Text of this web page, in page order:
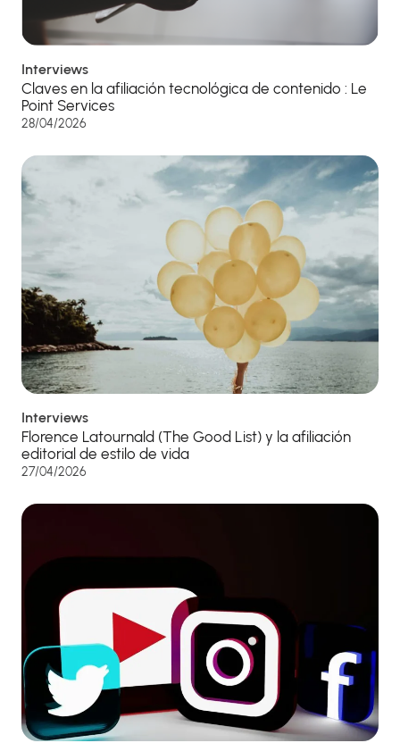
Interviews
Claves en la afiliación tecnológica de contenido : Le
Point Services
28/04/2026
Interviews
Florence Latournald (The Good List) y la afiliación
editorial de estilo de vida
27/04/2026